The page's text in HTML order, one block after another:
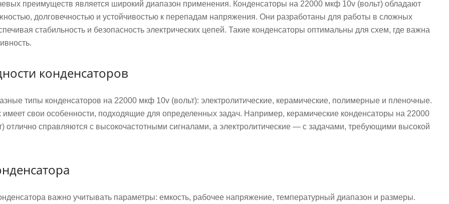
преимуществ является широкий диапазон применения. Конденсаторы на 22000 мкф 10v (вольт) обладают
долговечностью и устойчивостью к перепадам напряжения. Они разработаны для работы в сложных
стабильность и безопасность электрических цепей. Такие конденсаторы оптимальны для схем, где важна
конденсаторов
типы конденсаторов на 22000 мкф 10v (вольт): электролитические, керамические, полимерные и пленочные.
имеет свои особенности, подходящие для определенных задач. Например, керамические конденсаторы на 22000
отлично справляются с высокочастотными сигналами, а электролитические — с задачами, требующими высокой
важно учитывать параметры: емкость, рабочее напряжение, температурный диапазон и размеры.